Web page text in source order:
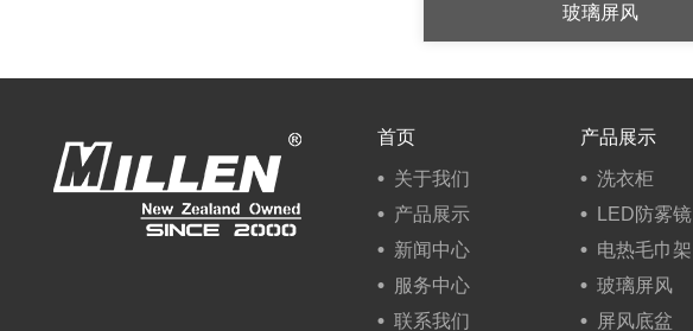
玻璃屏风
首页
关于我们
产品展示
新闻中心
服务中心
联系我们
产品展示
洗衣柜
LED防雾镜
电热毛巾架
玻璃屏风
屏风底盆